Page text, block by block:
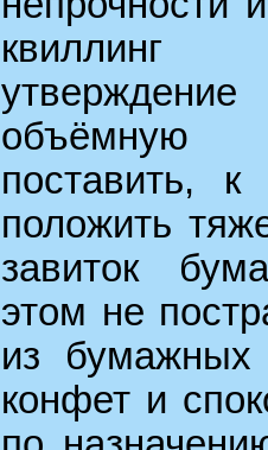
квиллинг
объёмную
поставить,
положить
завиток
этом не
из бумажных
конфет и